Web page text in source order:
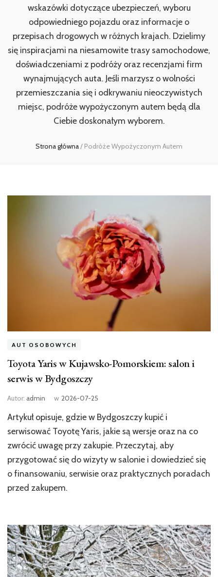
wskazówki dotyczące ubezpieczeń, wyboru
odpowiedniego pojazdu oraz informacje o
przepisach drogowych w różnych krajach. Dzielimy
się inspiracjami na niesamowite trasy samochodowe,
doświadczeniami z podróży oraz recenzjami firm
wynajmujących auta. Jeśli marzysz o wolności
przemieszczania się i odkrywaniu nieoczywistych
miejsc, podróże wypożyczonym autem będą dla
Ciebie doskonałym wyborem.
Strona główna/ Podróże Wypożyczonym Autem
AUT OSOBOWYCH
Toyota Yaris w Kujawsko-Pomorskiem: salon i
serwis w Bydgoszczy
Autor: admin w 2026-07-25
Artykuł opisuje, gdzie w Bydgoszczy kupić i
serwisować Toyotę Yaris, jakie są wersje oraz na co
zwrócić uwagę przy zakupie. Przeczytaj, aby
przygotować się do wizyty w salonie i dowiedzieć się
o finansowaniu, serwisie oraz praktycznych poradach
przed zakupem.